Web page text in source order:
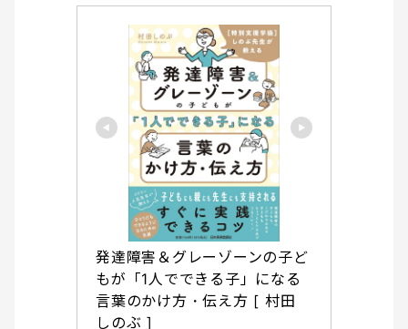
発達障害＆グレーゾーンの子ど
もが「1人でできる子」になる
言葉のかけ方・伝え方 [ 村田
しのぶ ]